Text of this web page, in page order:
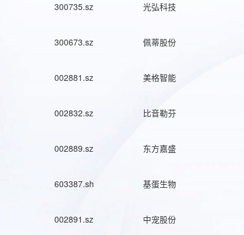
300735.sz 光弘科技
300673.sz 佩蒂股份
002881.sz 美格智能
002832.sz 比音勒芬
002889.sz 东方嘉盛
603387.sh 基蛋生物
002891.sz 中宠股份